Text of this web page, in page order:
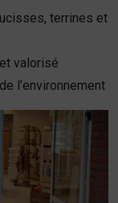
terrines et
valorisé
l’environnement